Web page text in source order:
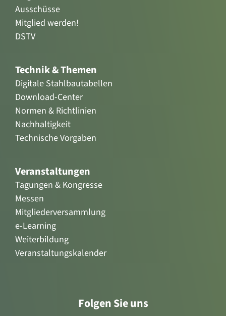
Ausschüsse
Mitglied werden!
DSTV
Technik & Themen
Digitale Stahlbautabellen
Download-Center
Normen & Richtlinien
Nachhaltigkeit
Technische Vorgaben
Veranstaltungen
Tagungen & Kongresse
Messen
Mitgliederversammlung
e-Learning
Weiterbildung
Veranstaltungskalender
Folgen Sie uns